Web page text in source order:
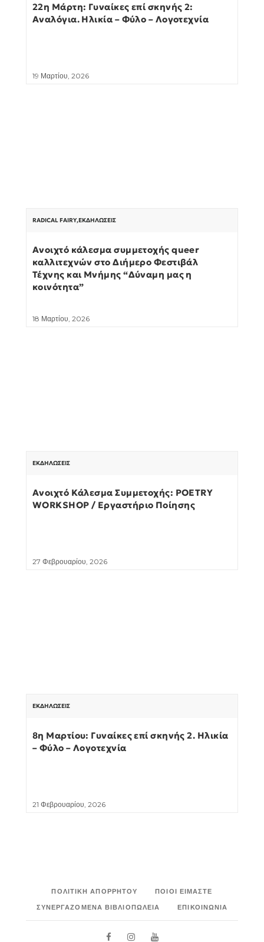
22η Μάρτη: Γυναίκες επί σκηνής 2:
Αναλόγια. Ηλικία – Φύλο – Λογοτεχνία
19 Μαρτίου, 2026
RADICAL FAIRY,ΕΚΔΗΛΏΣΕΙΣ
Ανοιχτό κάλεσμα συμμετοχής queer
καλλιτεχνών στο Διήμερο Φεστιβάλ
Τέχνης και Μνήμης “Δύναμη μας η
κοινότητα”
18 Μαρτίου, 2026
ΕΚΔΗΛΏΣΕΙΣ
Ανοιχτό Κάλεσμα Συμμετοχής: POETRY
WORKSHOP / Εργαστήριο Ποίησης
27 Φεβρουαρίου, 2026
ΕΚΔΗΛΏΣΕΙΣ
8η Μαρτίου: Γυναίκες επί σκηνής 2. Ηλικία
– Φύλο – Λογοτεχνία
21 Φεβρουαρίου, 2026
ΠΟΛΙΤΙΚΉ ΑΠΟΡΡΉΤΟΥ
ΠΟΙΟΙ ΕΊΜΑΣΤΕ
ΣΥΝΕΡΓΑΖΌΜΕΝΑ ΒΙΒΛΙΟΠΩΛΕΊΑ
ΕΠΙΚΟΙΝΩΝΊΑ